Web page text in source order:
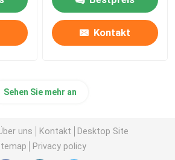
Kontakt
Sehen Sie mehr an
uns Kontakt
Desktop Site
Privacy policy